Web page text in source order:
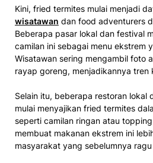
Kini, fried termites mulai menjadi
wisatawan dan food adventurers
Beberapa pasar lokal dan festival
camilan ini sebagai menu ekstrem
Wisatawan sering mengambil foto
rayap goreng, menjadikannya tren
Selain itu, beberapa restoran lokal
mulai menyajikan fried termites
seperti camilan ringan atau
membuat makanan ekstrem ini
masyarakat yang sebelumnya